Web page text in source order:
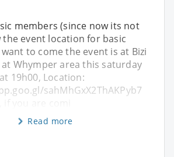
members (since now its not
the event location for basic
to come the event is at Bizi
at Whymper area this saturday
19h00, Location:
sahMhGxX2ThAKPyb7
you are comi
Read more